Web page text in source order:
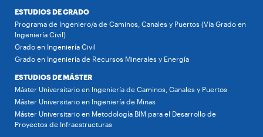
ESTUDIOS DE GRADO
Programa de Ingeniero/a de Caminos, Canales y Puertos (Vía Grado en
Ingeniería Civil)
Grado en Ingeniería Civil
Grado en Ingeniería de Recursos Minerales y Energía
ESTUDIOS DE MÁSTER
Máster Universitario en Ingeniería de Caminos, Canales y Puertos
Máster Universitario en Ingeniería de Minas
Máster Universitario en Metodología BIM para el Desarrollo de
Proyectos de Infraestructuras